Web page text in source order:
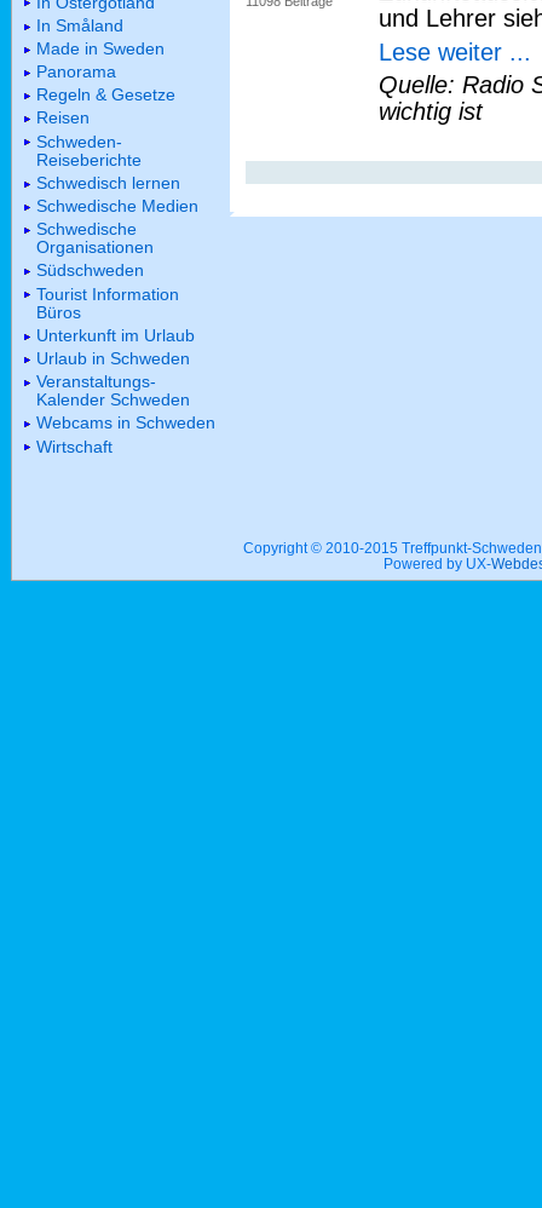
und Lehrer
Lese weiter ...
Quelle: Radio
wichtig ist
In Småland
Made in Sweden
Panorama
Regeln & Gesetze
Reisen
Schweden-
Reiseberichte
Schwedisch lernen
Schwedische Medien
Schwedische
Organisationen
Südschweden
Tourist Information
Büros
Unterkunft im Urlaub
Urlaub in Schweden
Veranstaltungs-
Kalender Schweden
Webcams in Schweden
Wirtschaft
Copyright © 2010-2015 Treffpunkt-
Powered by UX-